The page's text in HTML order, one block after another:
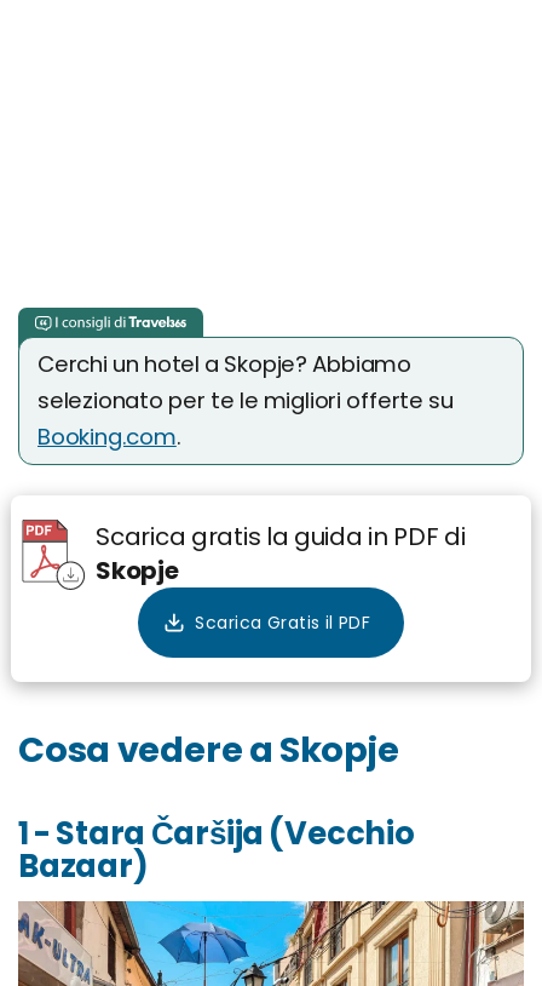
Cerchi un hotel a Skopje? Abbiamo
selezionato per te le migliori offerte su
Booking.com.
Scarica gratis la guida in PDF di
Skopje
Cosa vedere a Skopje
1 - Stara Čaršija (Vecchio
Bazaar)